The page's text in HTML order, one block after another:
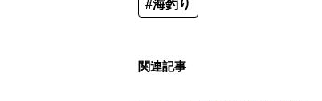
#海釣り
関連記事